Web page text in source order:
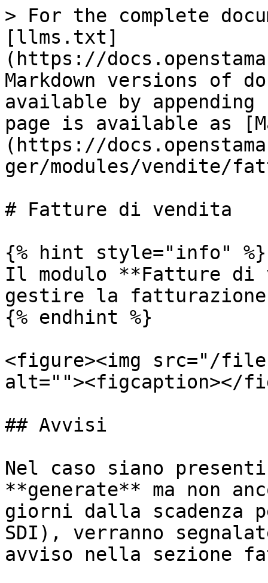
> For the complete
[llms.txt]
(https://
Markdown versions of
available by
page is available as
(https://
ger/modules/vendite/
# Fatture di vendita
{% hint style="info" %}
Il modulo **Fatture di
gestire la
{% endhint %}
<figure><img src="/files/
alt=""><figcaption></
## Avvisi
Nel caso siano
**generate** ma non
giorni dalla
SDI), verranno
avviso nella sezione